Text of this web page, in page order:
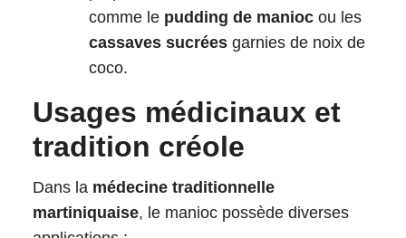
comme le pudding de manioc ou les
cassaves sucrées garnies de noix de
coco.
Usages médicinaux et
tradition créole
Dans la médecine traditionnelle
martiniquaise, le manioc possède diverses